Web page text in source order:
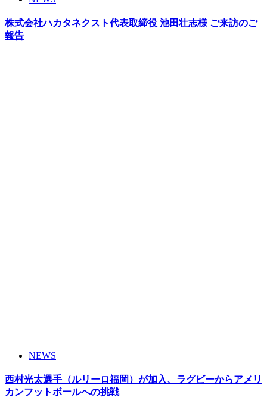
株式会社ハカタネクスト代表取締役 池田壮志様 ご来訪のご
報告
NEWS
西村光太選手（ルリーロ福岡）が加入、ラグビーからアメリ
カンフットボールへの挑戦